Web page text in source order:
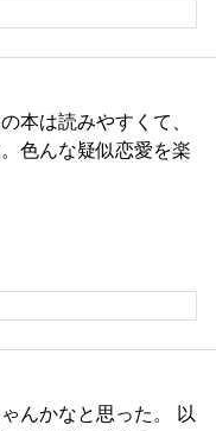
本は読みやすくて、
色んな疑似恋愛を楽
んかなと思った。 以